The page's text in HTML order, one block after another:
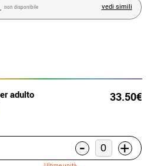
non disponibile vedi simili
adulto 33.50€
- +